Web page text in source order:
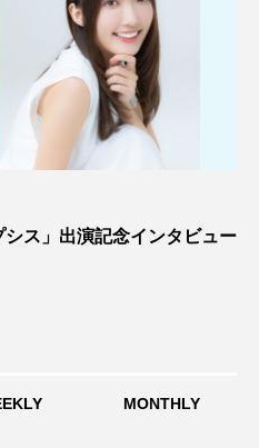
こうして私た
ス」出演記念インタビュー
MONTHLY